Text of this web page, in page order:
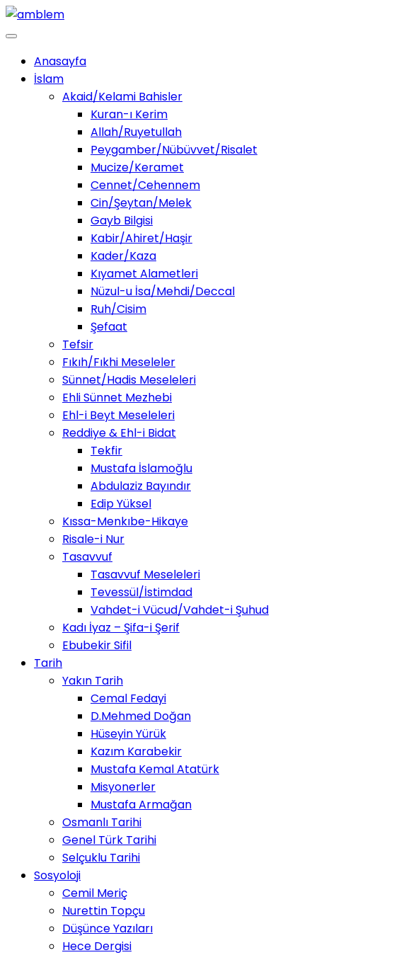
Anasayfa
İslam
Akaid/Kelami Bahisler
Kuran-ı Kerim
Allah/Ruyetullah
Peygamber/Nübüvvet/Risalet
Mucize/Keramet
Cennet/Cehennem
Cin/Şeytan/Melek
Gayb Bilgisi
Kabir/Ahiret/Haşir
Kader/Kaza
Kıyamet Alametleri
Nüzul-u İsa/Mehdi/Deccal
Ruh/Cisim
Şefaat
Tefsir
Fıkıh/Fıkhi Meseleler
Sünnet/Hadis Meseleleri
Ehli Sünnet Mezhebi
Ehl-i Beyt Meseleleri
Reddiye & Ehl-i Bidat
Tekfir
Mustafa İslamoğlu
Abdulaziz Bayındır
Edip Yüksel
Kıssa-Menkıbe-Hikaye
Risale-i Nur
Tasavvuf
Tasavvuf Meseleleri
Tevessül/İstimdad
Vahdet-i Vücud/Vahdet-i Şuhud
Kadı İyaz – Şifa-i Şerif
Ebubekir Sifil
Tarih
Yakın Tarih
Cemal Fedayi
D.Mehmed Doğan
Hüseyin Yürük
Kazım Karabekir
Mustafa Kemal Atatürk
Misyonerler
Mustafa Armağan
Osmanlı Tarihi
Genel Türk Tarihi
Selçuklu Tarihi
Sosyoloji
Cemil Meriç
Nurettin Topçu
Düşünce Yazıları
Hece Dergisi